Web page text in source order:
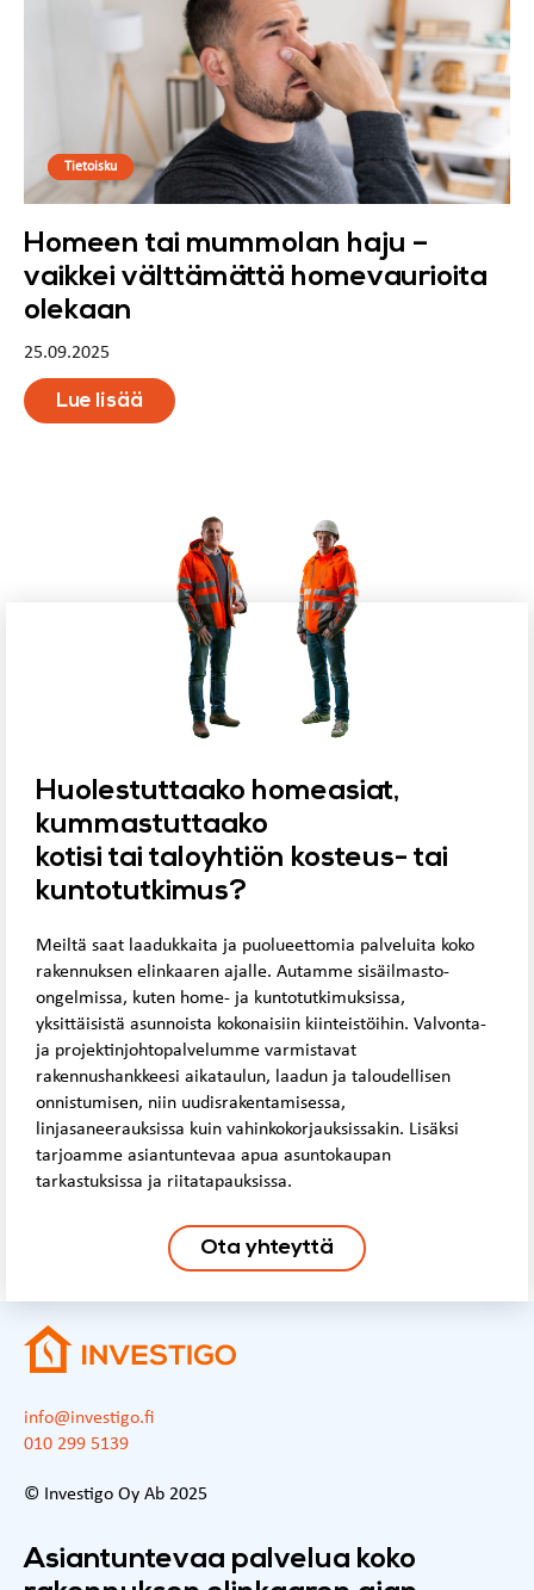
Tietoisku
Homeen tai mummolan haju –
vaikkei välttämättä homevaurioita
olekaan
25.09.2025
Lue lisää
Huolestuttaako homeasiat,
kummastuttaako
kotisi tai taloyhtiön kosteus- tai
kuntotutkimus?
Meiltä saat laadukkaita ja puolueettomia palveluita koko
rakennuksen elinkaaren ajalle. Autamme sisäilmasto-
ongelmissa, kuten home- ja kuntotutkimuksissa,
yksittäisistä asunnoista kokonaisiin kiinteistöihin. Valvonta-
ja projektinjohtopalvelumme varmistavat
rakennushankkeesi aikataulun, laadun ja taloudellisen
onnistumisen, niin uudisrakentamisessa,
linjasaneerauksissa kuin vahinkokorjauksissakin. Lisäksi
tarjoamme asiantuntevaa apua asuntokaupan
tarkastuksissa ja riitatapauksissa.
Ota yhteyttä
info@investigo.fi
010 299 5139
© Investigo Oy Ab 2025
Asiantuntevaa palvelua koko